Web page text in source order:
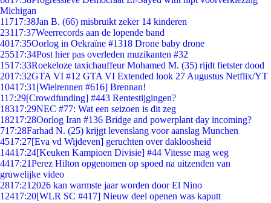
Michigan
11717:38Jan B. (66) misbruikt zeker 14 kinderen
23117:37Weerrecords aan de lopende band
4017:35Oorlog in Oekraïne #1318 Drone baby drone
25517:34Post hier pas overleden muzikanten #32
1517:33Roekeloze taxichauffeur Mohamed M. (35) rijdt fietster dood
2017:32GTA VI #12 GTA VI Extended look 27 Augustus Netflix/YT
10417:31 [Wielrennen #616] Brennan!
117:29[Crowdfunding] #443 Rentestijgingen?
18317:29NEC #77: Wat een seizoen is dit zeg
18217:28Oorlog Iran #136 Bridge and powerplant day incoming?
717:28Farhad N. (25) krijgt levenslang voor aanslag Munchen
4517:27[Eva vd Wijdeven] geruchten over dakloosheid
14417:24[Keuken Kampioen Divisie] #44 Vitesse mag weg
4417:21Perez Hilton opgenomen op spoed na uitzenden van
gruwelijke video
2817:21 2026 kan warmste jaar worden door El Nino
12417:20[WLR SC #417] Nieuw deel openen was kaputt